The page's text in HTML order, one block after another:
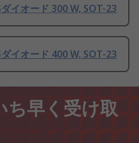
イオード 300 W, SOT-23
イオード 400 W, SOT-23
ち早く受け取